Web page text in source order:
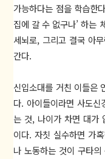
가능하다는 점을 학습한
집에 갈 수 없구나’ 하는
세뇌로, 그리고 결국 아
간다.
신입소대를 거친 이들은
다. 아이들이라면 사도
는 것, 나이가 차면 대가
이다. 자칫 실수하면 가
나 노동하는 것이 구타